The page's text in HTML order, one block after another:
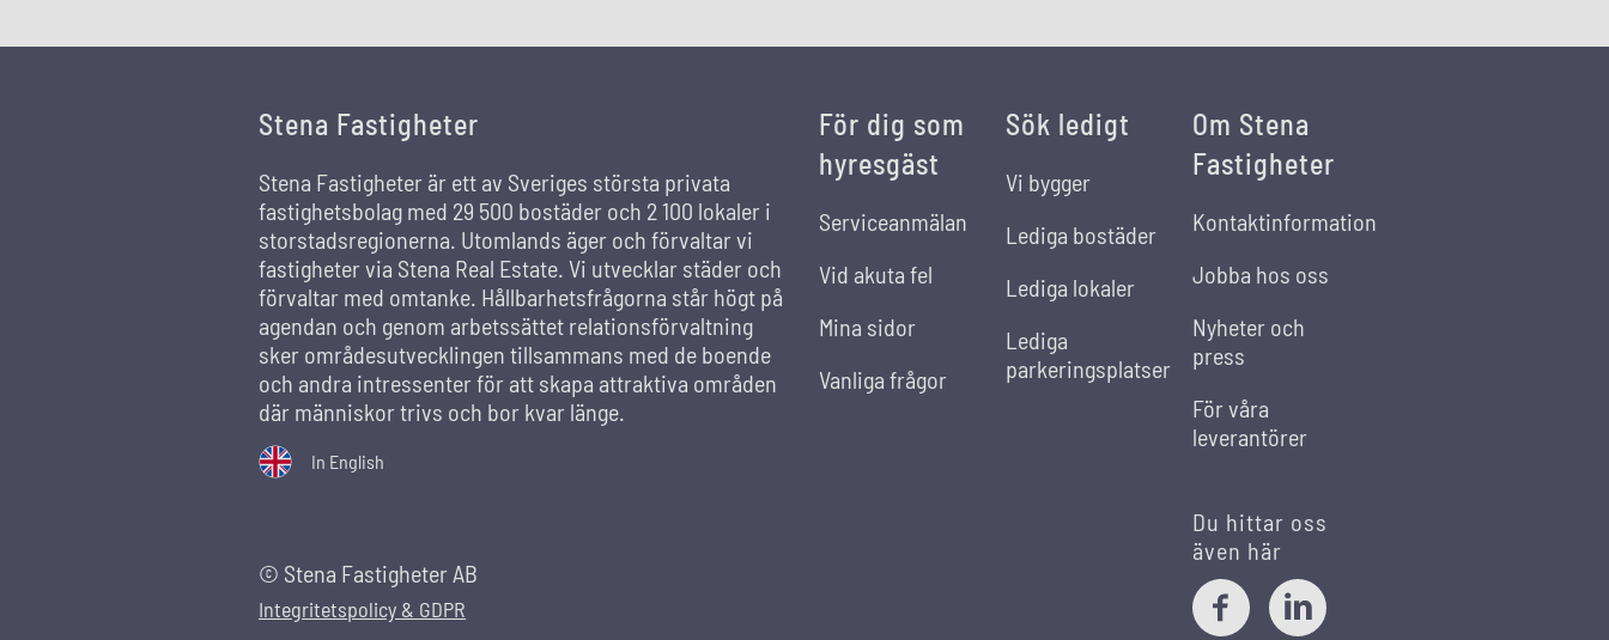
Stena Fastigheter
Stena Fastigheter är ett av Sveriges största privata
fastighetsbolag med 29 500 bostäder och 2 100 lokaler i
storstadsregionerna. Utomlands äger och förvaltar vi
fastigheter via Stena Real Estate. Vi utvecklar städer och
förvaltar med omtanke. Hållbarhetsfrågorna står högt på
agendan och genom arbetssättet relationsförvaltning
sker områdesutvecklingen tillsammans med de boende
och andra intressenter för att skapa attraktiva områden
där människor trivs och bor kvar länge.
In English
För dig som
hyresgäst
Serviceanmälan
Vid akuta fel
Mina sidor
Vanliga frågor
Sök ledigt
Vi bygger
Lediga bostäder
Lediga lokaler
Lediga
parkeringsplatser
Om Stena
Fastigheter
Kontaktinformation
Jobba hos oss
Nyheter och
press
För våra
leverantörer
© Stena Fastigheter AB
Integritetspolicy & GDPR
Du hittar oss
även här